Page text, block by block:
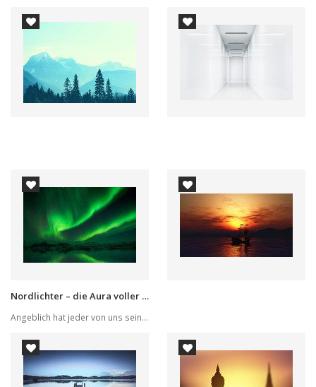
Nordlichter – die Aura voller Magie
Angeblich hat jeder von uns seinen eigenen Plat...